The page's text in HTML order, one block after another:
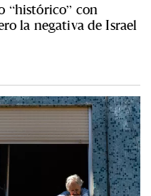
“histórico” con
la negativa de Israel